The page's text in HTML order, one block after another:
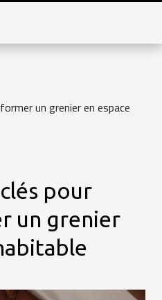
un grenier en espace
pour
un grenier